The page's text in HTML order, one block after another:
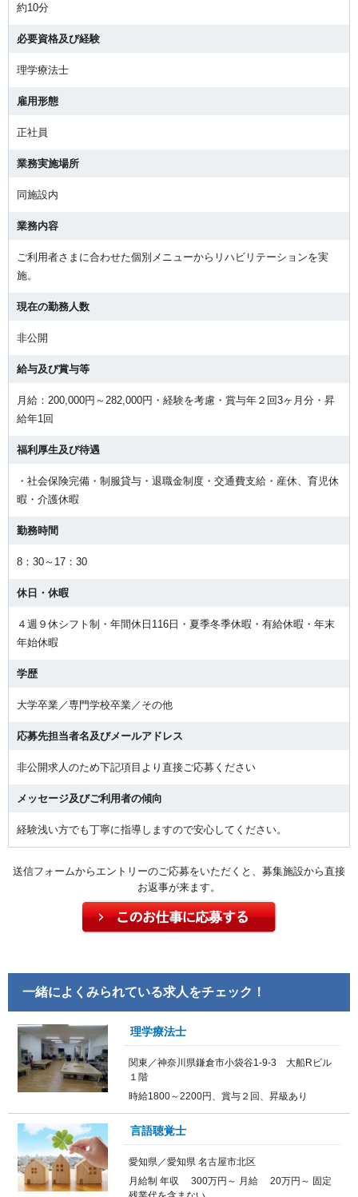
約10分
必要資格及び経験
理学療法士
雇用形態
正社員
業務実施場所
同施設内
業務内容
ご利用者さまに合わせた個別メニューからリハビリテーションを実
施。
現在の勤務人数
非公開
給与及び賞与等
月給：200,000円～282,000円・経験を考慮・賞与年２回3ヶ月分・昇
給年1回
福利厚生及び待遇
・社会保険完備・制服貸与・退職金制度・交通費支給・産休、育児休
暇・介護休暇
勤務時間
8：30～17：30
休日・休暇
４週９休シフト制・年間休日116日・夏季冬季休暇・有給休暇・年末
年始休暇
学歴
大学卒業／専門学校卒業／その他
応募先担当者名及びメールアドレス
非公開求人のため下記項目より直接ご応募ください
メッセージ及びご利用者の傾向
経験浅い方でも丁寧に指導しますので安心してください。
送信フォームからエントリーのご応募をいただくと、募集施設から直接
お返事が来ます。
一緒によくみられている求人をチェック！
理学療法士
関東／神奈川県鎌倉市小袋谷1-9-3 大船Rビル
１階
時給1800～2200円、賞与２回、昇級あり
言語聴覚士
愛知県／愛知県 名古屋市北区
月給制 年収 300万円～ 月給 20万円～ 固定